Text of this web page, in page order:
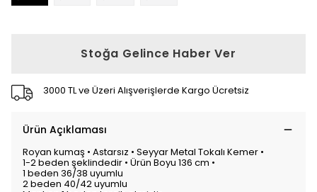
Stoğa Gelince Haber Ver
3000 TL ve Üzeri Alışverişlerde Kargo Ücretsiz
Ürün Açıklaması
Royan kumaş • Astarsız • Seyyar Metal Tokalı Kemer •
1-2 beden şeklindedir • Ürün Boyu 136 cm •
1 beden 36/38 uyumlu
2 beden 40/42 uyumlu